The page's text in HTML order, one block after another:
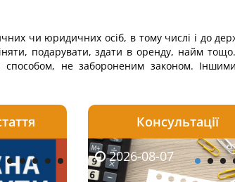
чи юридичних осіб, в тому числі і до
подарувати, здати в оренду, найм
не забороненим законом.
2026-08-06
2026-08-07
Консультації
2026-08-07
2026-07-30